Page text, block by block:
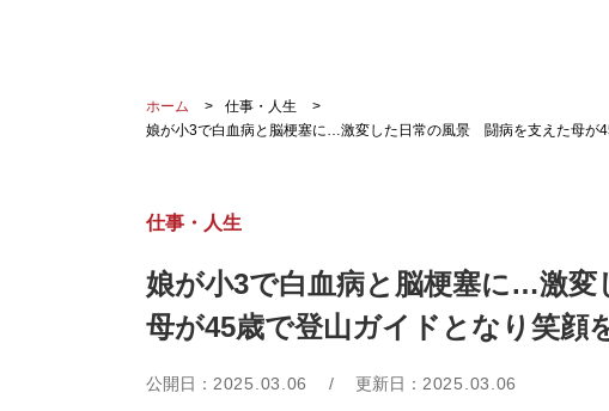
ホーム
仕事・人生
娘が小3で白血病と脳梗塞に…激変した日常の風景 闘病を支えた母が
仕事・人生
娘が小3で白血病と脳梗塞に…激
母が45歳で登山ガイドとなり笑顔
公開日： 2025.03.06 / 更新日： 2025.03.06